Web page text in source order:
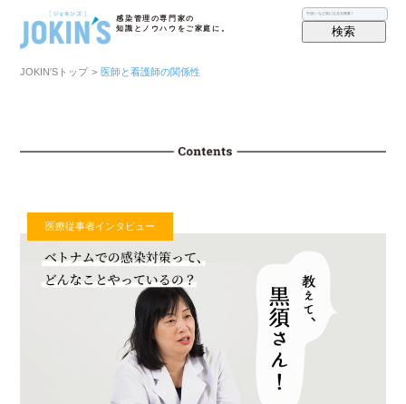
感染管理の専門家の
知識とノウハウをご家庭に。
検索
JOKIN′Sトップ > 医師と看護師の関係性
医療従事者インタビュー